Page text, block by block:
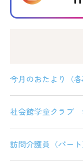
今月のおたより（各
社会館学童クラブ
訪問介護員（パー